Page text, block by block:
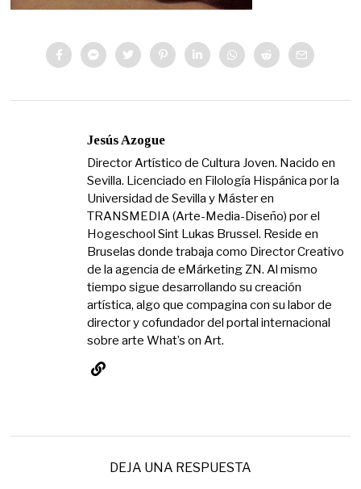
Jesús Azogue
Director Artístico de Cultura Joven. Nacido en
Sevilla. Licenciado en Filología Hispánica por la
Universidad de Sevilla y Máster en
TRANSMEDIA (Arte-Media-Diseño) por el
Hogeschool Sint Lukas Brussel. Reside en
Bruselas donde trabaja como Director Creativo
de la agencia de eMárketing ZN. Al mismo
tiempo sigue desarrollando su creación
artística, algo que compagina con su labor de
director y cofundador del portal internacional
sobre arte What’s on Art.
DEJA UNA RESPUESTA